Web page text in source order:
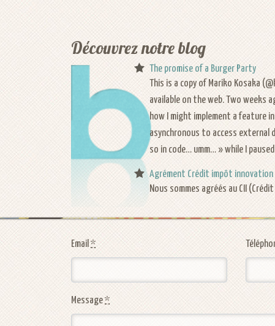
Découvrez notre blog
The promise of a Burger Party
This is a copy of Mariko Kosaka
available on the web. Two weeks
how I might implement a feature
asynchronous to access external
so in code… umm… » while I
Agrément Crédit impôt innovation
Nous sommes agréés au CII
Email *
Message*